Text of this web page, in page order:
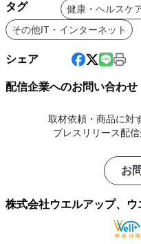
タグ 健康・ヘルスケ
その他IT・インターネット
シェア
配信企業へのお問い合わせ
取材依頼・商品に対
プレスリリース配
お
株式会社ウエルアップ、